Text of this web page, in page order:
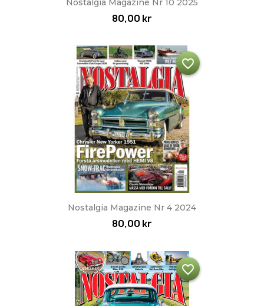
Nostalgia Magazine Nr 10 2025
80,00 kr
Nostalgia Magazine Nr 4 2024
80,00 kr
favorite_border
favorite_border